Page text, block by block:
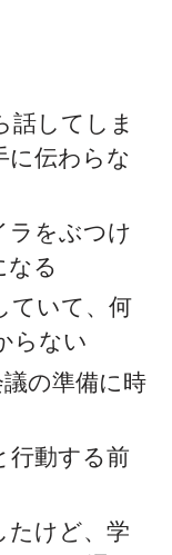
話してしま
に伝わらな
ラをぶつけ
なる
ていて、何
らない
の準備に時
行動する前
たけど、学